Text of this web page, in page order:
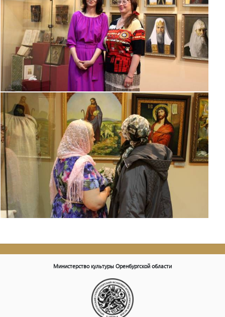
Министерство культуры Оренбургской области